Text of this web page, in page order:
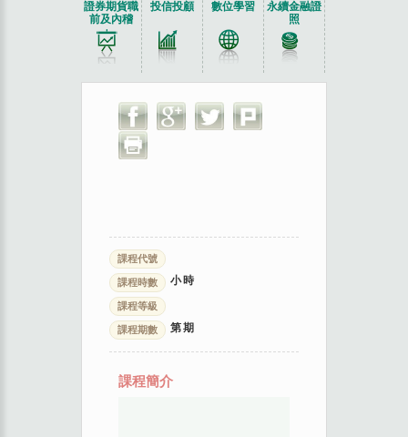
證券期貨職
前及內稽
投信投顧 數位學習
永續金融證
照
課程代號
課程時數 小時
課程等級
課程期數 第期
課程簡介